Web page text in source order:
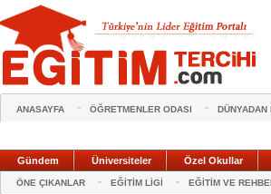
ANASAYFA ÖĞRETMENLER ODASI DÜNYADAN
Gündem Üniversiteler Özel Okullar
ÖNE ÇIKANLAR EĞİTİM LİGİ EĞİTİM VE